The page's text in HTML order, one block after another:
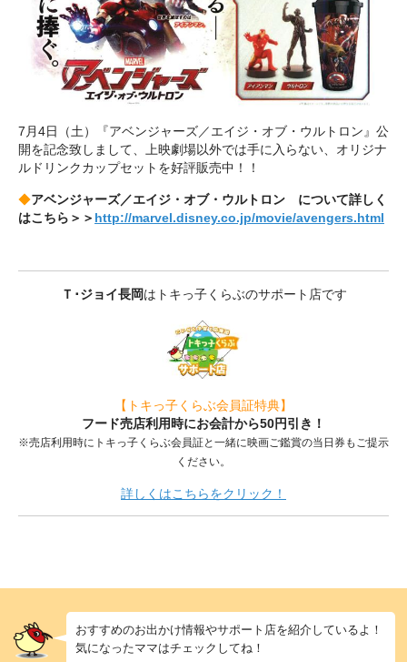
7月4日（土）『アベンジャーズ／エイジ・オブ・ウルトロン』公
開を記念致しまして、上映劇場以外では手に入らない、オリジナ
ルドリンクカップセットを好評販売中！！
◆アベンジャーズ／エイジ・オブ・ウルトロン について詳しく
はこちら＞＞ http://marvel.disney.co.jp/movie/avengers.html
Ｔ･ジョイ長岡はトキっ子くらぶのサポート店です
【トキっ子くらぶ会員証特典】
フード売店利用時にお会計から50円引き！
※売店利用時にトキっ子くらぶ会員証と一緒に映画ご鑑賞の当日券もご提示
ください。
詳しくはこちらをクリック！
おすすめのお出かけ情報やサポート店を紹介しているよ！
気になったママはチェックしてね！